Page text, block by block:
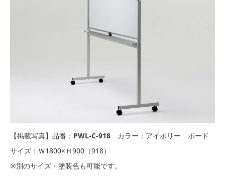
【掲載写真】品番： PWL-C-918 カラー：アイボリー ボード
サイズ：Ｗ1800×Ｈ900（918）
※別のサイズ・塗装色も可能です。